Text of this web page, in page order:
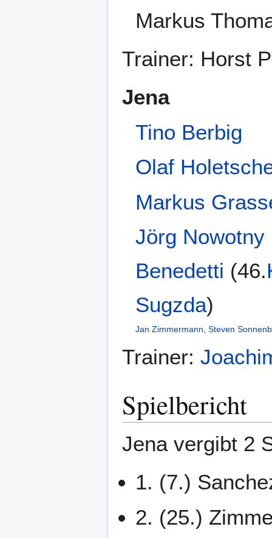
Markus
Trainer: Horst
Jena
Tino Berbig
Olaf
Markus
Jörg Nowotny
Benedetti (46.
Sugzda)
Jan Zimmermann,Steven
Trainer:
Spielbericht
Jena vergibt 2
1. (7.)
2. (25.)